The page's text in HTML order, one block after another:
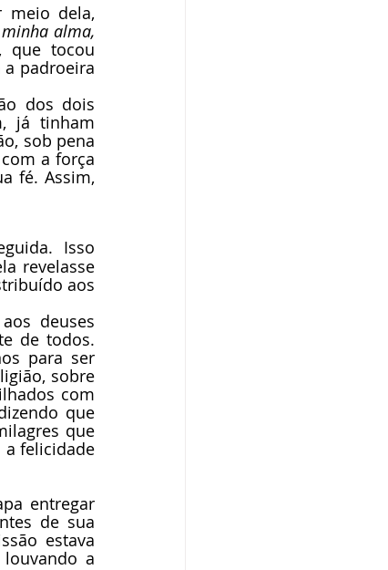
meio dela,
alma,
que tocou
padroeira
dos dois
já tinham
sob pena
a força
fé. Assim,
Isso
revelasse
aos
deuses
de todos.
para ser
sobre
com
que
que
a felicidade
entregar
de sua
estava
a